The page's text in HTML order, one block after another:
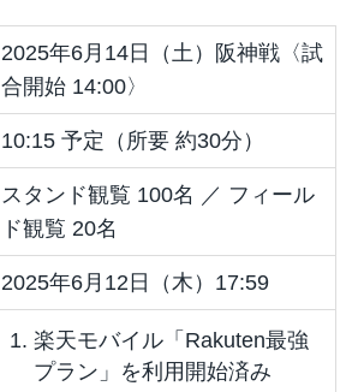
2025年6月14日（土）阪神戦〈試
合開始 14:00〉
10:15 予定（所要 約30分）
スタンド観覧 100名 ／ フィール
ド観覧 20名
2025年6月12日（木）17:59
楽天モバイル「Rakuten最強
プラン」を利用開始済み